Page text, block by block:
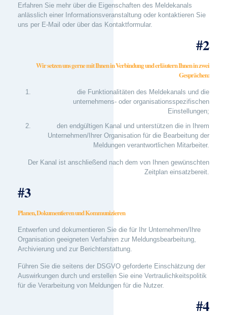
Erfahren Sie mehr über die Eigenschaften des Meldekanals
anlässlich einer Informationsveranstaltung oder kontaktieren Sie
uns per E-Mail oder über das Kontaktformular.
#2
Wir setzen uns gerne mit Ihnen in Verbindung und erläutern Ihnen in zwei
Gesprächen:
die Funktionalitäten des Meldekanals und die
unternehmens- oder organisationsspezifischen
Einstellungen;
den endgültigen Kanal und unterstützen die in Ihrem
Unternehmen/Ihrer Organisation für die Bearbeitung der
Meldungen verantwortlichen Mitarbeiter.
Der Kanal ist anschließend nach dem von Ihnen gewünschten
Zeitplan einsatzbereit.
#3
Planen, Dokumentieren und Kommunizieren
Entwerfen und dokumentieren Sie die für Ihr Unternehmen/Ihre
Organisation geeigneten Verfahren zur Meldungsbearbeitung,
Archivierung und zur Berichterstattung.
Führen Sie die seitens der DSGVO geforderte Einschätzung der
Auswirkungen durch und erstellen Sie eine Vertraulichkeitspolitik
für die Verarbeitung von Meldungen für die Nutzer.
#4